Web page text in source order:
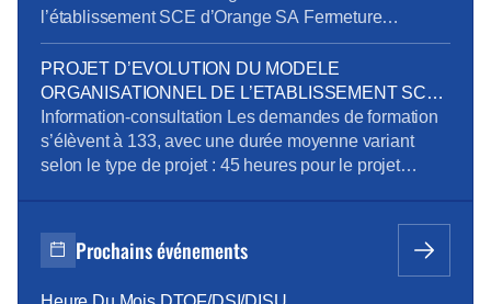
l’établissement SCE d’Orange SA Fermeture
exceptionnelle de certains sites tertiaires dans le
cadre du plan de sobriété énergétique Mandatement
de la CPRPPST : Politique Voyage, Remisage
Véhicule, Situation de la prévention de l’addiction au
sein du groupe Orange Pour télécharger le […]
PROJET D’EVOLUTION DU MODELE
ORGANISATIONNEL DE L’ETABLISSEMENT SCE
D’ORANGE SA
Information-consultation Les demandes de formation
s’élèvent à 133, avec une durée moyenne variant
selon le type de projet : 45 heures pour le projet
présentiel ont été organisés pour aider les volontaires
à développer leurs compétences, avec des
Prochains événements